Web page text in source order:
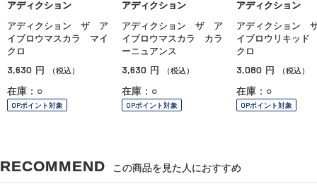
アディクション
アディクション ザ ア
イブロウマスカラ マイ
クロ
3,630 円 （税込）
在庫：○
OPポイント対象
アディクション
アディクション ザ ア
イブロウマスカラ カラ
ーニュアンス
3,630 円 （税込）
在庫：○
OPポイント対象
アディクション
アディクション
イブロウリキッ
クロ
3,080 円 （税込）
在庫：○
OPポイント対象
RECOMMEND この商品を見た人におすすめ